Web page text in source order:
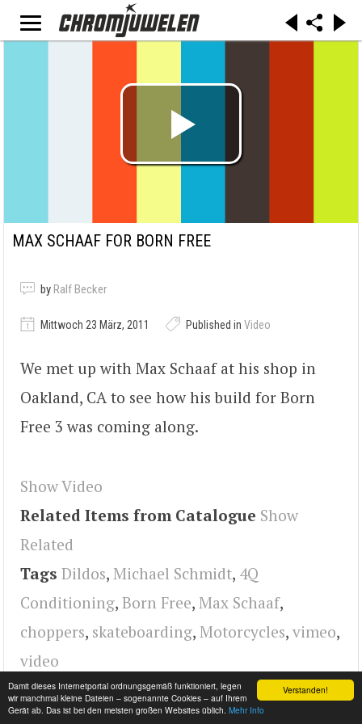
Verstanden!
Damit dieses Internetportal ordnungsgemäß funktioniert, legen
wir manchmal kleine Dateien – sogenannte Cookies – auf Ihrem
Gerät ab. Das ist bei den meisten großen Websites üblich. Mehr Info
MAX SCHAAF FOR BORN FREE
by Ralf Becker
Mittwoch 23 März, 2011 Published in Video
We met up with Max Schaaf at his shop in
Oakland, CA to see how his build for Born
Free 3 was coming along.
Show Video
Related Items from Catalogue Show
Related
Tags Dildos, Michael Schmidt, 4Q
Conditioning, Born Free, Max Schaaf,
choppers, skateboarding, Motorcycles, vimeo,
video